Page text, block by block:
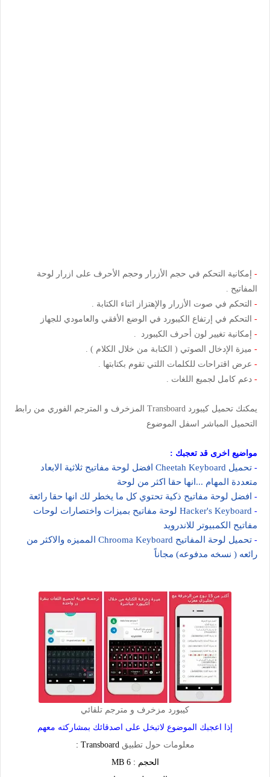
- إمكانية التحكم في حجم الأزرار وحجم الأحرف على ازرار لوحة
المفاتيح .
- التحكم في صوت الأزرار والإهتزاز اثناء الكتابة .
- التحكم في إرتفاع الكيبورد في الوضع الأفقي والعامودي للجهاز
- إمكانية تغيير لون أحرف الكيبورد .
- ميزة الإدخال الصوتي ( الكتابة من خلال الكلام ) .
- عرض اقتراحات للكلمات اللتي تقوم بكتابتها .
- دعم كامل لجميع اللغات .
يمكنك تحميل كيبورد Transboard المزخرف و المترجم
الفوري من رابط
التحميل المباشر اسفل الموضوع
مواضيع اخرى قد تعجبك :
-
تحميل Cheetah Keyboard افضل لوحة مفاتيح ثلاثية الابعاد
متعددة المهام ...انها حقا اكثر من لوحة
- افضل لوحة مفاتيح ذكية تحتوي كل ما يخطر لك انها حقا رائعة
-
Hacker's Keyboard لوحة مفاتيح بميزات واختصارات لوحات
مفاتيح الكمبيوتر للاندرويد
-
تحميل لوحة المفاتيح Chrooma Keyboard المميزه والاكثر من
رائعه ( نسخه مدفوعه) مجاناً
كيبورد مزخرف و مترجم تلقائي
إذا اعجبك الموضوع لاتبخل على اصدقائك بمشاركته معهم
معلومات حول تطبيق Transboard :
الحجم : 6 MB